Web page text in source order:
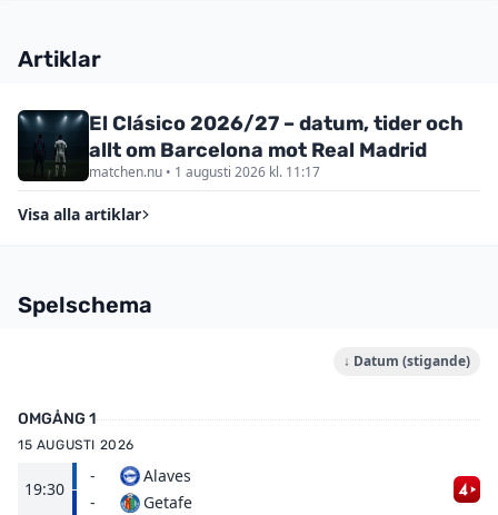
Artiklar
El Clásico 2026/27 – datum, tider och
allt om Barcelona mot Real Madrid
matchen.nu • 1 augusti 2026 kl. 11:17
Visa alla artiklar
Spelschema
↓ Datum (stigande)
OMGÅNG 1
15 AUGUSTI 2026
19:30
-
-
Alaves
Getafe